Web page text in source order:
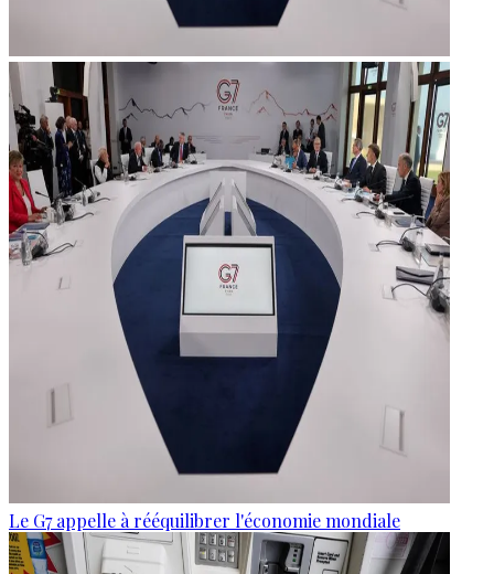
Le G7 appelle à rééquilibrer l'économie mondiale